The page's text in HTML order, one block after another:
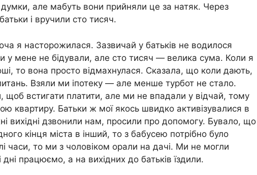
думки, але мабуть вони прийняли це за натяк. Через
і вручили сто тисяч.
я насторожилася. Зазвичай у батьків не водилося
у мене не бідували, але сто тисяч — велика сума. Коли я
то вона просто відмахнулася. Сказала, що коли дають,
Взяли ми іпотеку — але менше турбот не стало.
щоб встигати платити, але ми не впадали у відчай, тому
квартиру. Батьки ж мої якось швидко активізувалися в
вихідні дзвонили нам, просили про допомогу. Бувало, що
кінця міста в інший, то з бабусею потрібно було
часи, то ми з чоловіком орали на дачі. Ми не могли
працюємо, а на вихідних до батьків їздили.